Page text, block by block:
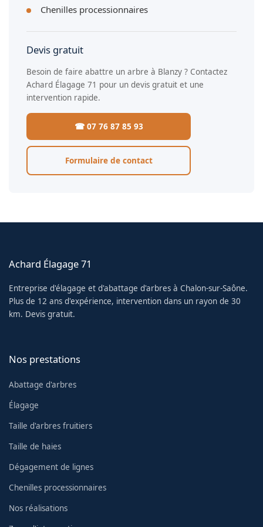
Chenilles processionnaires
Devis gratuit
Besoin de faire abattre un arbre à Blanzy ? Contactez
Achard Élagage 71 pour un devis gratuit et une
intervention rapide.
☎ 07 76 87 85 93
Formulaire de contact
Achard Élagage 71
Entreprise d'élagage et d'abattage d'arbres à Chalon-sur-Saône.
Plus de 12 ans d'expérience, intervention dans un rayon de 30
km. Devis gratuit.
Nos prestations
Abattage d'arbres
Élagage
Taille d'arbres fruitiers
Taille de haies
Dégagement de lignes
Chenilles processionnaires
Nos réalisations